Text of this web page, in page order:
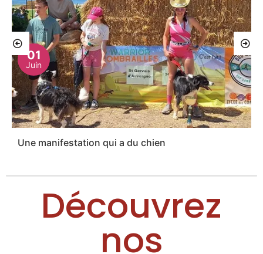
01
Juin
Une manifestation qui a du chien
Découvrez
nos